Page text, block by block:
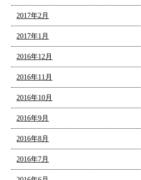
2017年2月
2017年1月
2016年12月
2016年11月
2016年10月
2016年9月
2016年8月
2016年7月